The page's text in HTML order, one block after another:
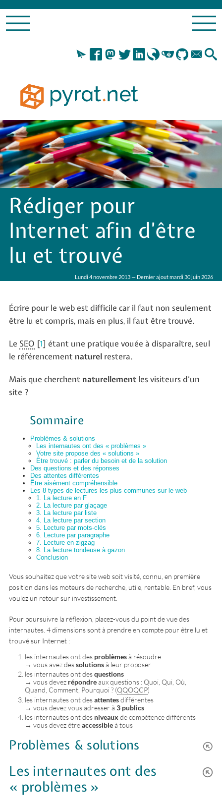
Rédiger pour
Internet afin d’être
lu et trouvé
Lundi 4 novembre 2013 — Dernier ajout mardi 30 juin 2026
Écrire pour le web est difficile car il faut non seulement
être lu et compris, mais en plus, il faut être trouvé.
Le SEO [1] étant une pratique vouée à disparaître, seul
le référencement naturel restera.
Mais que cherchent naturellement les visiteurs d’un
site ?
Sommaire
Problèmes & solutions
Les internautes ont des « problèmes »
Votre site propose des « solutions »
Être trouvé : parler du besoin et de la solution
Des questions et des réponses
Des attentes différentes
Être aisément compréhensible
Les 8 types de lectures les plus communes sur le web
1. La lecture en F
2. La lecture par glaçage
3. La lecture par liste
4. La lecture par section
5. Lecture par mots-clés
6. Lecture par paragraphe
7. Lecture en zigzag
8. La lecture tondeuse à gazon
Conclusion
Vous souhaitez que votre site web soit visité, connu, en première
position dans les moteurs de recherche, utile, rentable. En bref, vous
voulez un retour sur investissement.
Pour poursuivre la réflexion, placez-vous du point de vue des
internautes. 4 dimensions sont à prendre en compte pour être lu et
trouvé sur Internet :
les internautes ont des problèmesà résoudre
→ vous avez dessolutionsà leur proposer
les internautes ont desquestions
→ vous devez répondreaux questions : Quoi, Qui, Où,
Quand, Comment, Pourquoi ? (QQOQCP)
les internautes ont desattentesdifférentes
→ vous devez vous adresser à3 publics
les internautes ont des niveaux de compétence différents
→ vous devez êtreaccessibleà tous
Problèmes & solutions
Les internautes ont des
« problèmes »